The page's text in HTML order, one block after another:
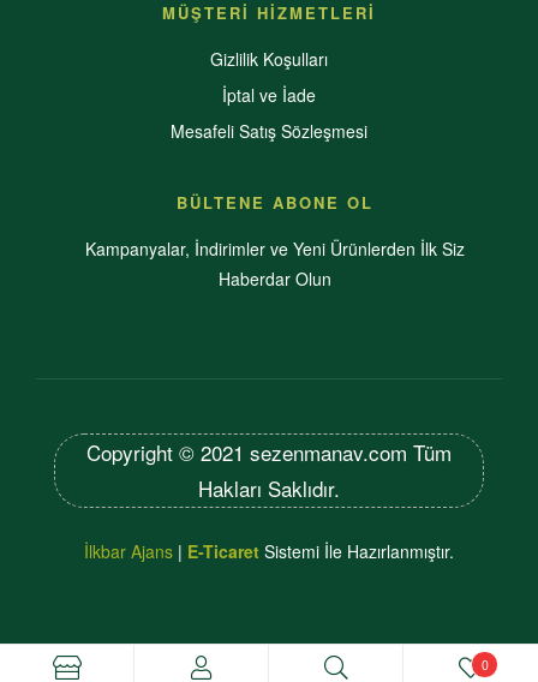
MÜŞTERİ HİZMETLERİ
Gizlilik Koşulları
İptal ve İade
Mesafeli Satış Sözleşmesi
BÜLTENE ABONE OL
Kampanyalar, İndirimler ve Yeni Ürünlerden İlk Siz
Haberdar Olun
Copyright © 2021 sezenmanav.com Tüm
Hakları Saklıdır.
İlkbar Ajans | E-Ticaret Sistemi İle Hazırlanmıştır.
0